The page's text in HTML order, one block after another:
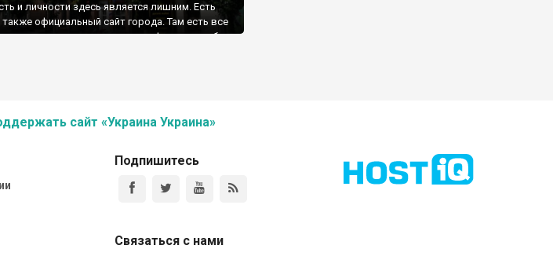
и личности здесь является лишним. Есть
также официальный сайт города. Там есть все
кроме самого интересного: информации об
сайт «Украина Украина»
Подпишитесь
Связаться с нами